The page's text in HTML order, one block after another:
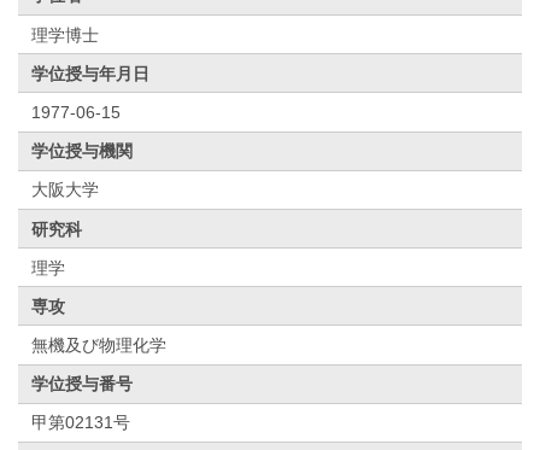
理学博士
学位授与年月日
1977-06-15
学位授与機関
大阪大学
研究科
理学
専攻
無機及び物理化学
学位授与番号
甲第02131号